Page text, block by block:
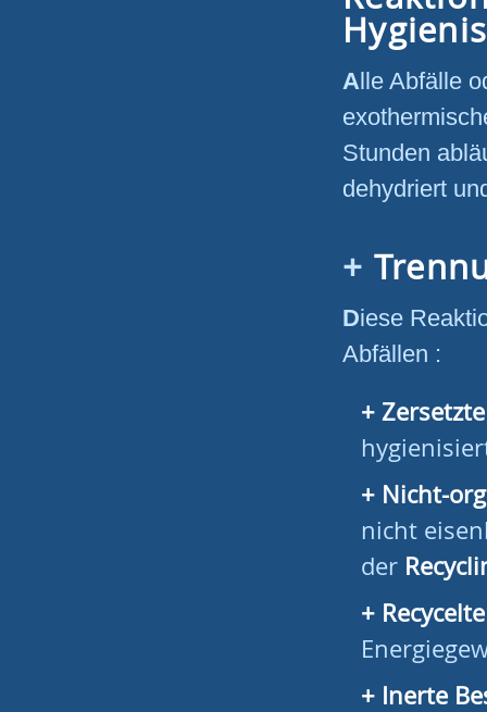
Alle Abfälle oder organische Materie durchläuft eine natürliche,
Stunden
dehydriert
Diese Reaktion produziert vier verschiedene Elemente aus den
Abfällen :
Nicht-
nicht
der
Inerte